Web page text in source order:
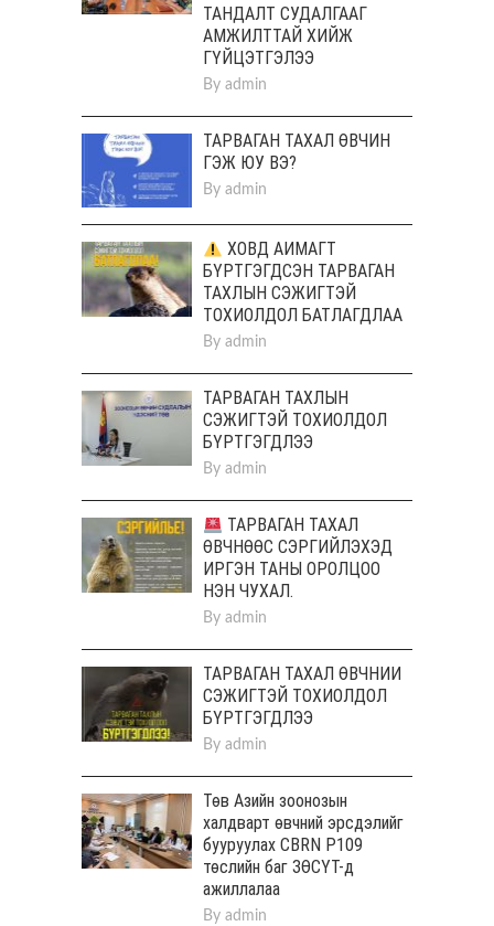
ТАНДАЛТ СУДАЛГААГ
АМЖИЛТТАЙ ХИЙЖ
ГҮЙЦЭТГЭЛЭЭ
By admin
ТАРВАГАН ТАХАЛ ӨВЧИН
ГЭЖ ЮУ ВЭ?
By admin
ХОВД АЙМАГТ
БҮРТГЭГДСЭН ТАРВАГАН
ТАХЛЫН СЭЖИГТЭЙ
ТОХИОЛДОЛ БАТЛАГДЛАА
By admin
ТАРВАГАН ТАХЛЫН
СЭЖИГТЭЙ ТОХИОЛДОЛ
БҮРТГЭГДЛЭЭ
By admin
ТАРВАГАН ТАХАЛ
ӨВЧНӨӨС СЭРГИЙЛЭХЭД
ИРГЭН ТАНЫ ОРОЛЦОО
НЭН ЧУХАЛ.
By admin
ТАРВАГАН ТАХАЛ ӨВЧНИЙ
СЭЖИГТЭЙ ТОХИОЛДОЛ
БҮРТГЭГДЛЭЭ
By admin
Төв Aзийн зоонозын
халдварт өвчний эрсдэлийг
бууруулах CBRN P109
төслийн баг ЗӨСҮТ-д
ажиллалаа
By admin